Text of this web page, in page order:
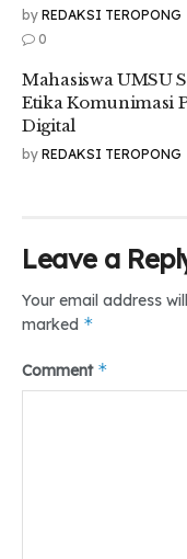
menganggap remeh,
kegiatan perusahaan
Tambahnya, Sukma
“Buat Studi
by REDAKSI TEROPONG
0
Mahasiswa UMSU
Etika Komunimasi
Digital
by REDAKSI TEROPONG
Leave a
Your email address
marked *
Comment *